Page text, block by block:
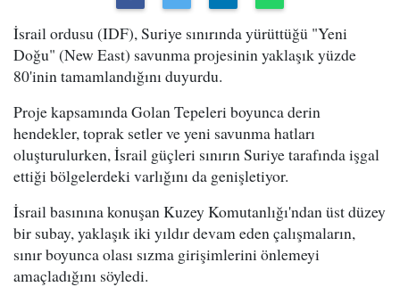
İsrail ordusu (IDF), Suriye sınırında yürüttüğü "Yeni
Doğu" (New East) savunma projesinin yaklaşık yüzde
80'inin tamamlandığını duyurdu.
Proje kapsamında Golan Tepeleri boyunca derin
hendekler, toprak setler ve yeni savunma hatları
oluşturulurken, İsrail güçleri sınırın Suriye tarafında işgal
ettiği bölgelerdeki varlığını da genişletiyor.
İsrail basınına konuşan Kuzey Komutanlığı'ndan üst düzey
bir subay, yaklaşık iki yıldır devam eden çalışmaların,
sınır boyunca olası sızma girişimlerini önlemeyi
amaçladığını söyledi.